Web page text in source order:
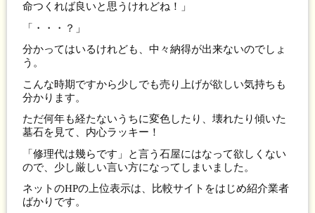
命つくれば良いと思うけれどね！」
「・・・？」
分かってはいるけれども、中々納得が出来ないのでしょ
う。
こんな時期ですから少しでも売り上げが欲しい気持ちも
分かります。
ただ何年も経たないうちに変色したり、壊れたり傾いた
墓石を見て、内心ラッキー！
「修理代は幾らです」と言う石屋にはなって欲しくない
ので、少し厳しい言い方になってしまいました。
ネットのHPの上位表示は、比較サイトをはじめ紹介業者
ばかりです。